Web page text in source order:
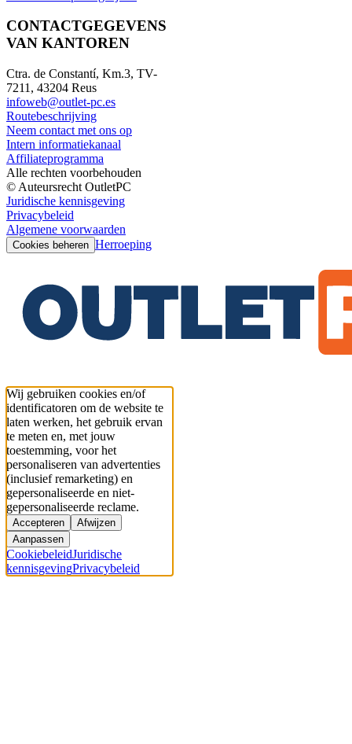
CONTACTGEGEVENS
VAN KANTOREN
Ctra. de Constantí, Km.3, TV-
7211, 43204 Reus
infoweb@outlet-pc.es
Routebeschrijving
Neem contact met ons op
Intern informatiekanaal
Affiliateprogramma
Alle rechten voorbehouden
© Auteursrecht OutletPC
Juridische kennisgeving
Privacybeleid
Algemene voorwaarden
Cookies beheren Herroeping
Wij gebruiken cookies en/of
identificatoren om de website te
laten werken, het gebruik ervan
te meten en, met jouw
toestemming, voor het
personaliseren van advertenties
(inclusief remarketing) en
gepersonaliseerde en niet-
gepersonaliseerde reclame.
Accepteren
Afwijzen
Aanpassen
CookiebeleidJuridische
kennisgevingPrivacybeleid